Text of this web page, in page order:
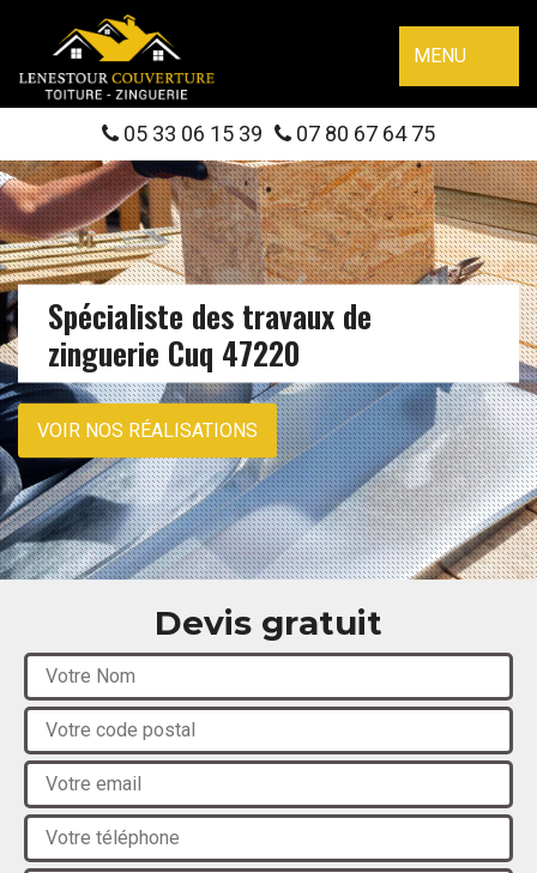
MENU
05 33 06 15 39 07 80 67 64 75
Spécialiste des travaux de
zinguerie Cuq 47220
VOIR NOS RÉALISATIONS
Devis gratuit